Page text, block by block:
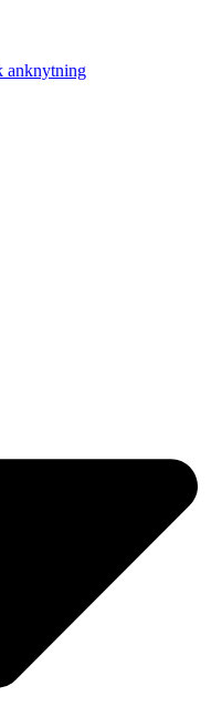
anknytning